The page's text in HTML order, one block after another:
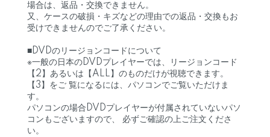
場合は、返品・交換できません。
又、ケースの破損・キズなどの理由での返品・交換もお
受けできませんのでご了承ください。
■DVDのリージョンコードについて
※一般の日本のDVDプレイヤーでは、リージョンコード
【2】あるいは【ALL】のものだけが視聴できます。
【3】をご 覧になるには、パソコンでご覧いただけま
す。
パソコンの場合DVDプレイヤーが付属されていないパソ
コンもございますので、 必ずご確認の上ご注文くださ
い。